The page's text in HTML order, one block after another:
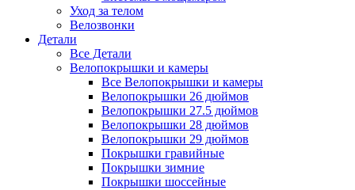
Уход за телом
Велозвонки
Детали
Все Детали
Велопокрышки и камеры
Все Велопокрышки и камеры
Велопокрышки 26 дюймов
Велопокрышки 27.5 дюймов
Велопокрышки 28 дюймов
Велопокрышки 29 дюймов
Покрышки гравийные
Покрышки зимние
Покрышки шоссейные